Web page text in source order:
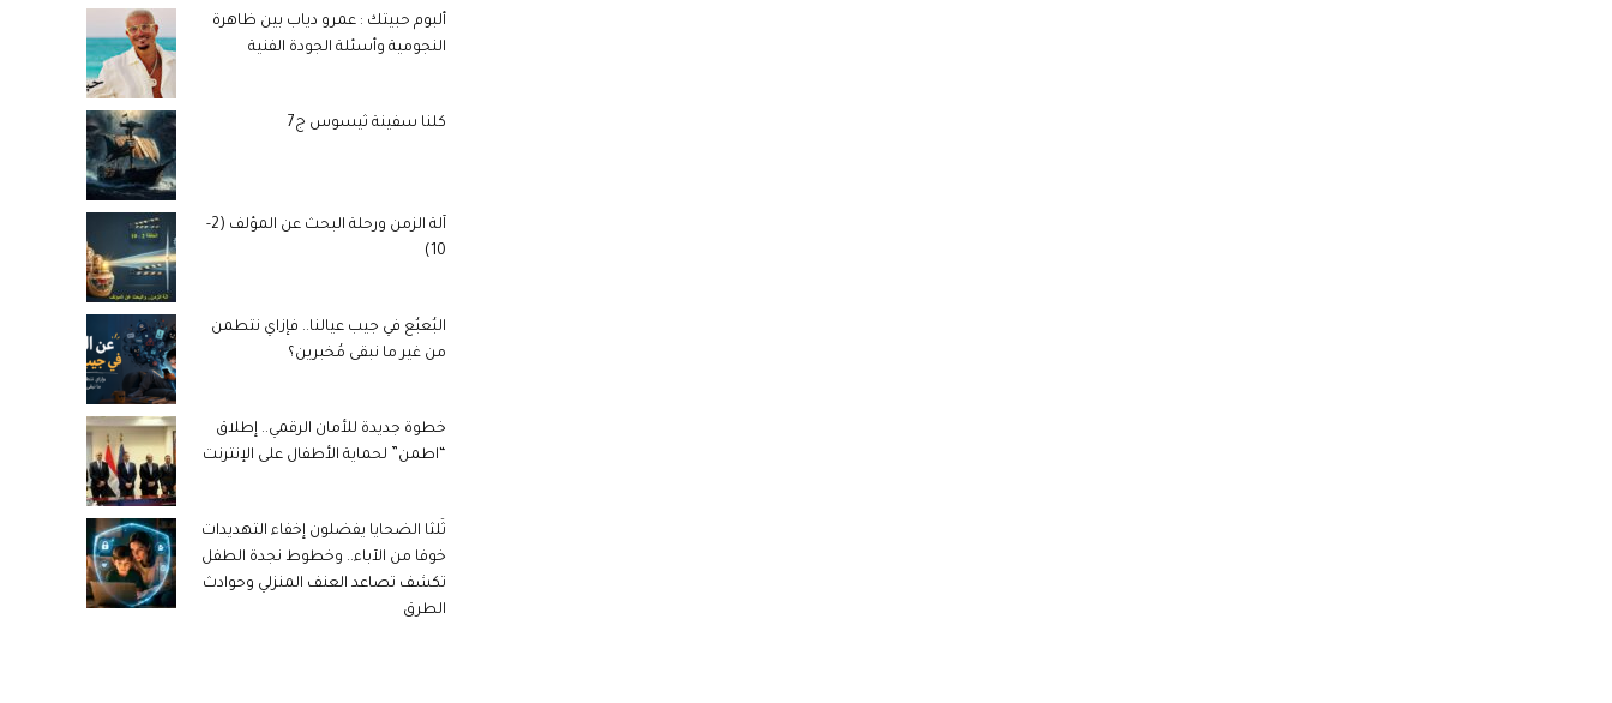
ألبوم حبيتك : عمرو دياب بين ظاهرة
النجومية وأسئلة الجودة الفنية
كلنا سفينة ثيسوس ج7
آلة الزمن ورحلة البحث عن المؤلف (2-
10)
البُعبُع في جيب عيالنا.. فإزاي نتطمن
من غير ما نبقى مُخبرين؟
خطوة جديدة للأمان الرقمي.. إطلاق
“اطمن” لحماية الأطفال على الإنترنت
ثُلثا الضحايا يفضلون إخفاء التهديدات
خوفا من الآباء.. وخطوط نجدة الطفل
تكشف تصاعد العنف المنزلي وحوادث
الطرق